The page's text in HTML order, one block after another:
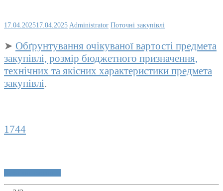
17.04.202517.04.2025 Administrator Поточні закупівлі
➤ Обґрунтування очікуваної вартості предмета
закупівлі, розмір бюджетного призначення,
технічних та якісних характеристики предмета
закупівлі.
1744